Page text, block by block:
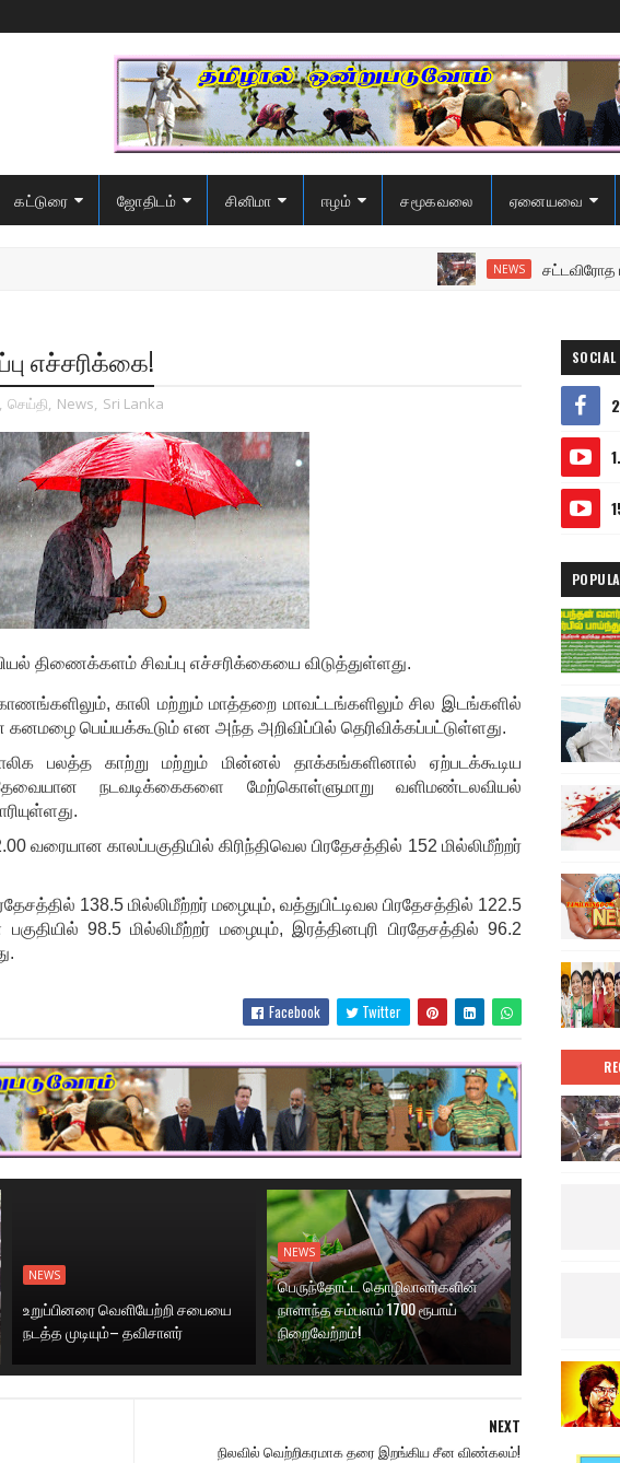
கட்டுரை ஜோதிடம் சினிமா ஈழம் சமூகவலை ஏனையவை
NEWS சட்டவிரோத மணல்
எச்சரிக்கை!
, செய்தி, News, Sri Lanka
திணைக்களம் சிவப்பு எச்சரிக்கையை விடுத்துள்ளது.
காலி மற்றும் மாத்தறை மாவட்டங்களிலும் சில இடங்களில்
கனமழை பெய்யக்கூடும் என அந்த அறிவிப்பில் தெரிவிக்கப்பட்டுள்ளது.
பலத்த காற்று மற்றும் மின்னல் தாக்கங்களினால் ஏற்படக்கூடிய
நடவடிக்கைகளை மேற்கொள்ளுமாறு வளிமண்டலவியல்
வரையான காலப்பகுதியில் கிரிந்திவெல பிரதேசத்தில் 152 மில்லிமீற்றர்
138.5 மில்லிமீற்றர் மழையும், வத்துபிட்டிவல பிரதேசத்தில் 122.5
98.5 மில்லிமீற்றர் மழையும், இரத்தினபுரி பிரதேசத்தில் 96.2
Facebook Twitter
NEWS
உறுப்பினரை வெளியேற்றி சபையை
நடத்த முடியும்– தவிசாளர்
NEWS
பெருந்தோட்ட தொழிலாளர்களின்
நாளாந்த சம்பளம் 1700 ரூபாய்
நிறைவேற்றம்!
NEXT
நிலவில் வெற்றிகரமாக தரை இறங்கிய சீன விண்கலம்!
SOCIAL